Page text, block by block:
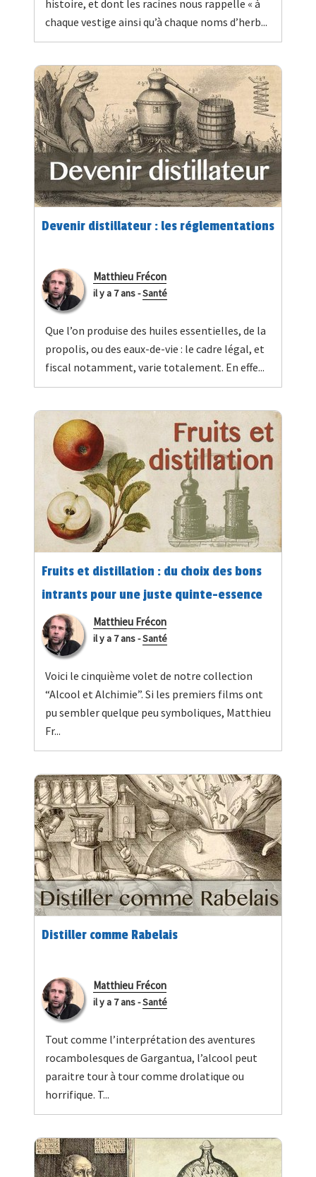
histoire, et dont les racines nous rappelle « à
chaque vestige ainsi qu’à chaque noms d’herb...
Devenir distillateur : les réglementations
Matthieu Frécon
il y a 7 ans-Santé
Que l’on produise des huiles essentielles, de la
propolis, ou des eaux-de-vie : le cadre légal, et
fiscal notamment, varie totalement. En effe...
Fruits et distillation : du choix des bons
intrants pour une juste quinte-essence
Matthieu Frécon
il y a 7 ans-Santé
Voici le cinquième volet de notre collection
“Alcool et Alchimie”. Si les premiers films ont
pu sembler quelque peu symboliques, Matthieu
Fr...
Distiller comme Rabelais
Matthieu Frécon
il y a 7 ans-Santé
Tout comme l’interprétation des aventures
rocambolesques de Gargantua, l’alcool peut
paraitre tour à tour comme drolatique ou
horrifique. T...